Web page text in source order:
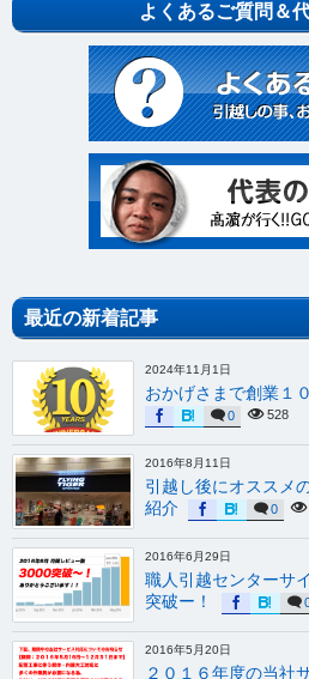
よくあるご質問＆
最近の新着記事
2024年11月1日
おかげさまで創業１
0 528
2016年8月11日
引越し後にオススメ
紹介
0
2016年6月29日
職人引越センターサ
突破ー！
2016年5月20日
２０１６年度の当社